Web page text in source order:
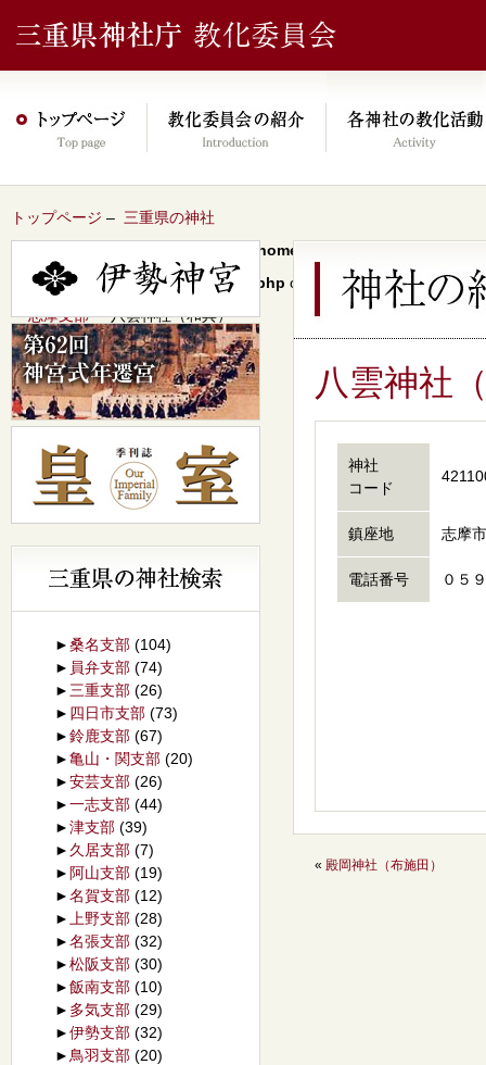
トップページ – 三重県の神社
/home/xs046278/mie-
content/themes/jinja2022/header.php on line
64
–志摩支部– 八雲神社（和具）
八雲神社
神社
コード
鎮座地 志摩
電話番号 ０５
« 殿岡神社（布施田）
►桑名支部 (104)
► 員弁支部 (74)
► 三重支部 (26)
► 四日市支部 (73)
►鈴鹿支部 (67)
►亀山・関支部 (20)
►安芸支部 (26)
►一志支部 (44)
►津支部 (39)
► 久居支部 (7)
► 阿山支部 (19)
►名賀支部 (12)
►
上野支部 (28)
►名張支部 (32)
►松阪支部 (30)
►飯南支部 (10)
► 多気支部 (29)
►伊勢支部 (32)
► 鳥羽支部 (20)